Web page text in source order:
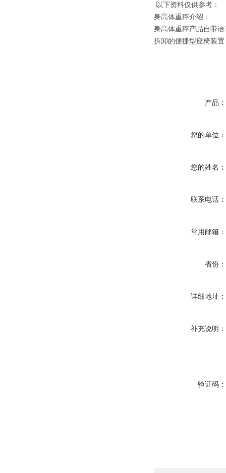
以下资料仅供参考：
身高体重秤介绍：
身高体重秤产品自带
拆卸的便捷型座椅装
产品：
您的单位：
您的姓名：
联系电话：
常用邮箱：
省份：
详细地址：
补充说明：
验证码：